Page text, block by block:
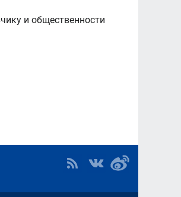
и общественности